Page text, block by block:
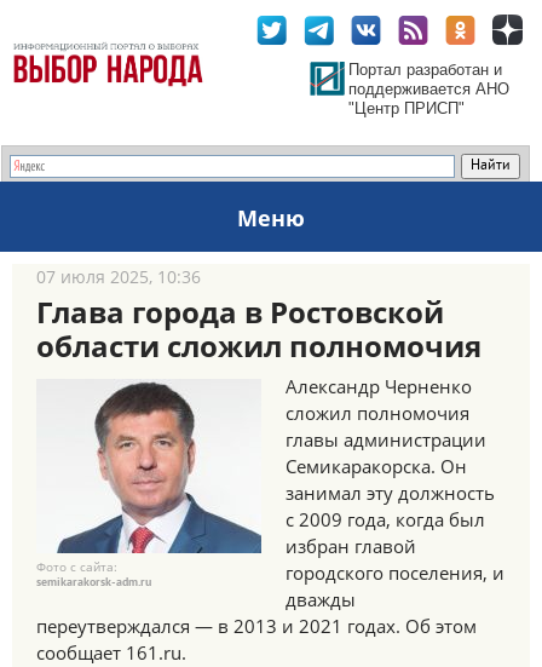
Портал разработан и
поддерживается АНО
"Центр ПРИСП"
Меню
07 июля 2025, 10:36
Глава города в Ростовской
области сложил полномочия
Фото с сайта:
semikarakorsk-adm.ru
Александр Черненко
сложил полномочия
главы администрации
Семикаракорска. Он
занимал эту должность
с 2009 года, когда был
избран главой
городского поселения, и
дважды
переутверждался — в 2013 и 2021 годах. Об этом
сообщает 161.ru.